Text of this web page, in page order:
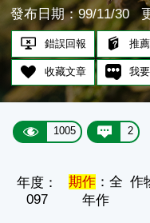
發布日期：99/11/30
錯誤回報 推
收藏文章 我
1005 2
年度：
097
期作 ：全
年作
作